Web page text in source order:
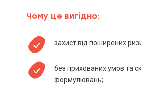
страховою, як
пакета або договору
Умови отримання
пропозиції
наявності),
дії
Чому це вигідно:
захист від поширених
без прихованих умов та
формулювань;